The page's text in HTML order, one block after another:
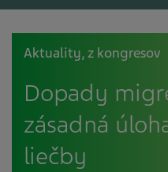
Aktuality, z kongresov
Dopady
zásadná
liečby